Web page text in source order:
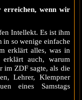
erreichen, wenn wir
Intellekt. Es ist ihm
in so wenige einfache
erklärt alles, was in
auch, warum
im ZDF sagte, als die
Lehrer, Klempner
eines Samstags